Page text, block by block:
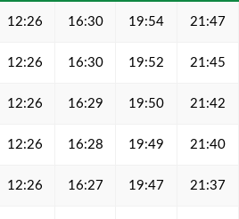
12:26 16:30 19:54 21:47
12:26 16:30 19:52 21:45
12:26 16:29 19:50 21:42
12:26 16:28 19:49 21:40
12:26 16:27 19:47 21:37